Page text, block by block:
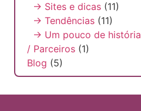
→ Sites e dicas (11)
→ Tendências (11)
→ Um pouco de história
/ Parceiros (1)
Blog (5)